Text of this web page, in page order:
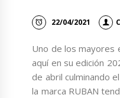
22/04/2021
Uno de los mayores
aquí en su edición
de abril culminando
la marca RUBAN